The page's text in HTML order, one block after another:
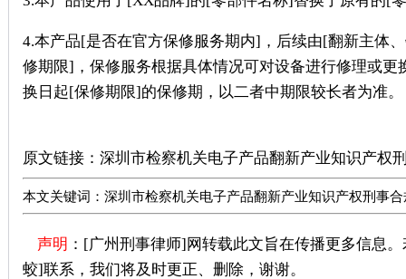
4.本产品[是否在官方保修服务期内]，后续由[翻新主体
修期限]，保修服务根据具体情况可对设备进行修理或
换日起[保修期限]的保修期，以二者中期限较长者为准。
原文链接： 深圳市检察机关电子产品翻新产业知识产权
本文关键词：深圳市检察机关电子产品翻新产业知识产权刑事
声明 ：[广州刑事律师]网转载此文旨在传播更多信息
蛟]联系，我们将及时更正、删除，谢谢。